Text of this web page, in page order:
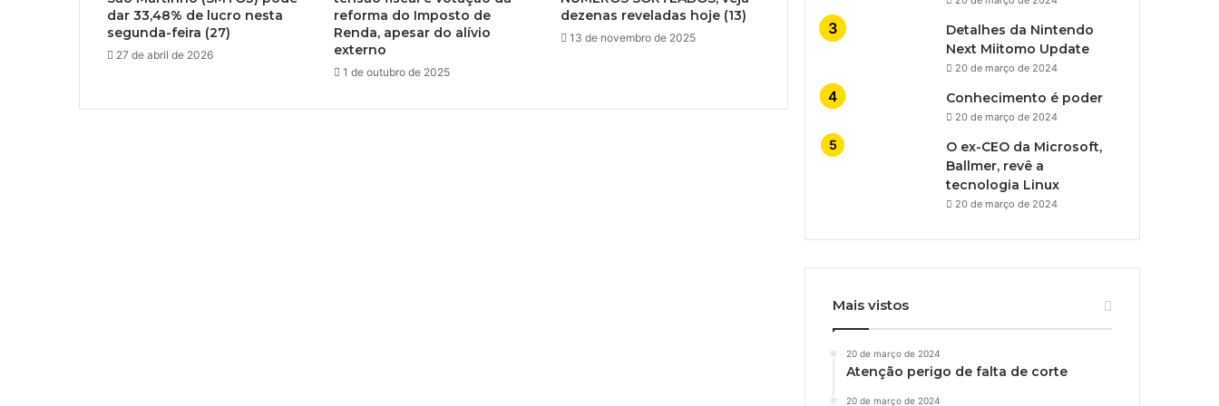
dar 33,48% de lucro nesta
segunda-feira (27)
27 de abril de 2026
reforma do Imposto de
Renda, apesar do alívio
externo
1 de outubro de 2025
dezenas reveladas hoje (13)
13 de novembro de 2025
Detalhes da Nintendo
Next Miitomo Update
20 de março de 2024
Conhecimento é poder
20 de março de 2024
O ex-CEO da Microsoft,
Ballmer, revê a
tecnologia Linux
20 de março de 2024
Mais vistos
20 de março de 2024
Atenção perigo de falta de corte
20 de março de 2024